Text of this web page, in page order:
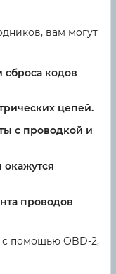
вам могут
сброса кодов
цепей.
с проводкой и
проводов
с помощью OBD-2,